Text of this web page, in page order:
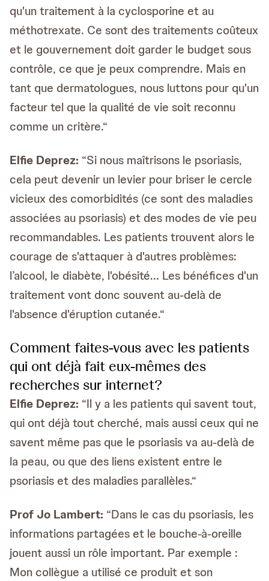
qu'un traitement à la cyclosporine et au
méthotrexate. Ce sont des traitements coûteux
et le gouvernement doit garder le budget sous
contrôle, ce que je peux comprendre. Mais en
tant que dermatologues, nous luttons pour qu'un
facteur tel que la qualité de vie soit reconnu
comme un critère.“
Elfie Deprez: “Si nous maîtrisons le psoriasis,
cela peut devenir un levier pour briser le cercle
vicieux des comorbidités (ce sont des maladies
associées au psoriasis) et des modes de vie peu
recommandables. Les patients trouvent alors le
courage de s'attaquer à d'autres problèmes:
l’alcool, le diabète, l'obésité... Les bénéfices d'un
traitement vont donc souvent au-delà de
l'absence d'éruption cutanée.“
Comment faites-vous avec les patients
qui ont déjà fait eux-mêmes des
recherches sur internet?
Elfie Deprez: “Il y a les patients qui savent tout,
qui ont déjà tout cherché, mais aussi ceux qui ne
savent même pas que le psoriasis va au-delà de
la peau, ou que des liens existent entre le
psoriasis et des maladies parallèles.“
Prof Jo Lambert: “Dans le cas du psoriasis, les
informations partagées et le bouche-à-oreille
jouent aussi un rôle important. Par exemple :
Mon collègue a utilisé ce produit et son